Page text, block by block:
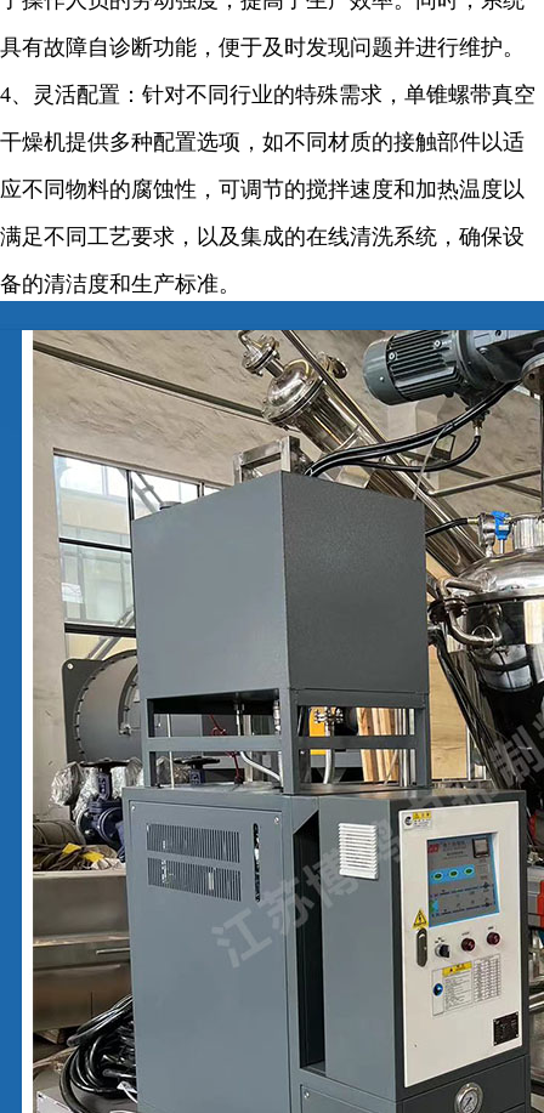
具有故障自诊断功能，便于及时发现问题并进行维护。
4、灵活配置：针对不同行业的特殊需求，单锥螺带真空
干燥机提供多种配置选项，如不同材质的接触部件以适
应不同物料的腐蚀性，可调节的搅拌速度和加热温度以
满足不同工艺要求，以及集成的在线清洗系统，确保设
备的清洁度和生产标准。